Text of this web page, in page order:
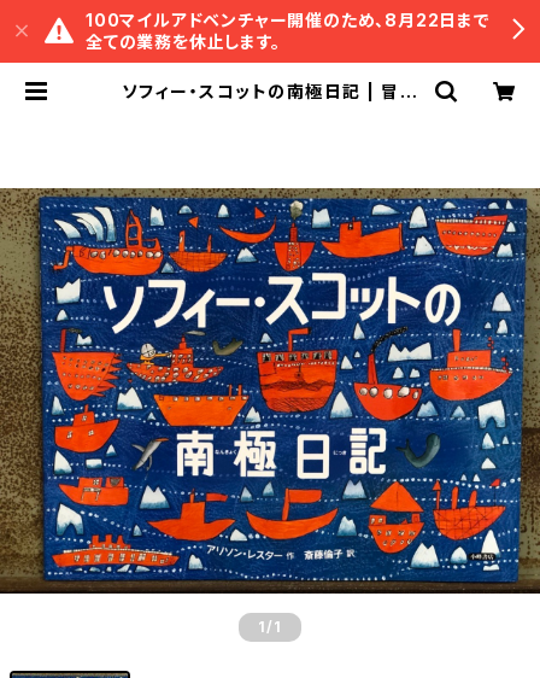
100マイルアドベンチャー開催のため、8月22日まで
全ての業務を休止します。
ソフィー・スコットの南極日記 | 冒険
1 /1